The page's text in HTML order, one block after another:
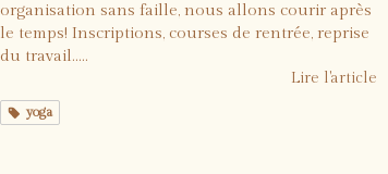
organisation sans faille, nous allons courir après
le temps! Inscriptions, courses de rentrée, reprise
du travail.....
Lire l'article
yoga